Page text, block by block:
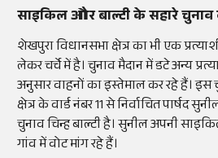
साइकिल और बाल्टी के सहारे चुनाव
शेखपुरा विधानसभा क्षेत्र का भी एक
लेकर चर्चे में है। चुनाव मैदान में डटे अन्य
अनुसार वाहनों का इस्तेमाल कर रहे हैं। इस
क्षेत्र के वार्ड नंबर 11 से निर्वाचित पार्षद
चुनाव चिन्ह बाल्टी है। सुनील अपनी
गांव में वोट मांग रहे हैं।